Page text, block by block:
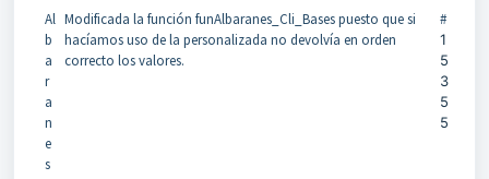
Al
b
a
r
a
n
e
s
Modificada la función funAlbaranes_Cli_Bases puesto que si
hacíamos uso de la personalizada no devolvía en orden
correcto los valores.
#
1
5
3
5
5